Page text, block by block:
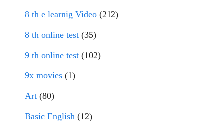
8 th e learnig Video (212)
8 th online test (35)
9 th online test (102)
9x movies (1)
Art (80)
Basic English (12)